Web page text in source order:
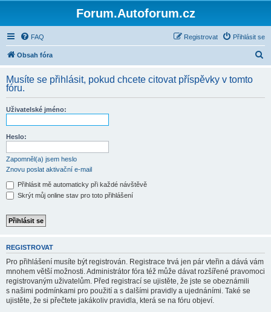
Forum.Autoforum.cz
FAQ Přihlásit se
Registrovat
Obsah fóra
d
Musíte se přihlásit, pokud chcete citovat příspěvky v tomto
fóru.
Uživatelské jméno:
Heslo:
Zapomněl(a) jsem heslo
Znovu poslat aktivační e-mail
Přihlásit mě automaticky při každé návštěvě
Skrýt můj online stav pro toto přihlášení
REGISTROVAT
Pro přihlášení musíte být registrován. Registrace trvá jen pár vteřin a dává vám
mnohem větší možnosti. Administrátor fóra též může dávat rozšířené pravomoci
registrovaným uživatelům. Před registrací se ujistěte, že jste se obeznámili
s našimi podmínkami pro použití a s dalšími pravidly a ujednáními. Také se
ujistěte, že si přečtete jakákoliv pravidla, která se na fóru objeví.